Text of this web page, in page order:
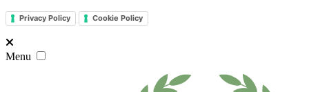
Privacy Policy Cookie Policy
Menu